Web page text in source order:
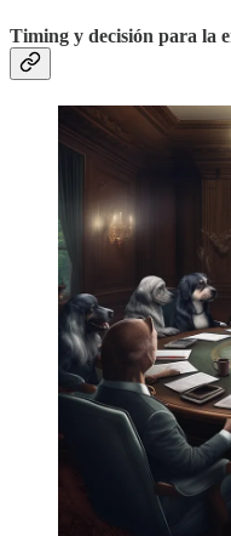
Timing y decisión para la